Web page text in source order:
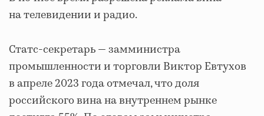
на телевидении и радио.
Статс-секретарь — замминистра
промышленности и торговли Виктор Евтухов
в апреле 2023 года отмечал, что доля
российского вина на внутреннем рынке